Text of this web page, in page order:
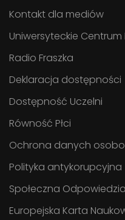
Kontakt dla mediów
Uniwersyteckie
Radio Fraszka
Deklaracja dostępności
Dostępność Uczelni
Równość Płci
Ochrona danych
Polityka antykorupcyjna
Społeczna
Europejska Karta